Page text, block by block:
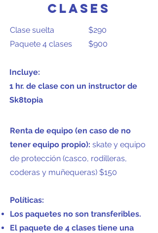
Clases
Clase suelta
Paquete 4 clases
$290
$900
Incluye:
1 hr. de clase con un instructor de
Sk8topia
Renta de equipo (en caso de no
tener equipo propio): skate y equipo
de protección (casco, rodilleras,
coderas y muñequeras) $150
Políticas:
Los paquetes no son transferibles.
El paquete de 4 clases tiene una